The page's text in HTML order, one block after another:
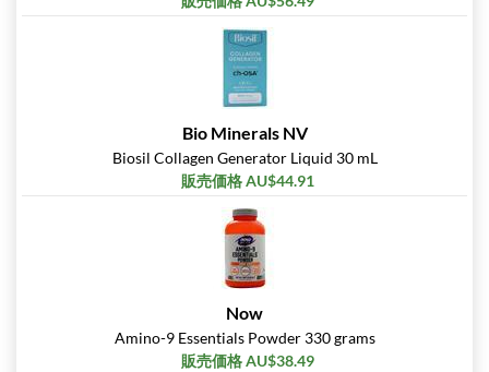
Bio Minerals NV
Biosil Collagen Generator Liquid 30 mL
販売価格 AU$44.91
Now
Amino-9 Essentials Powder 330 grams
販売価格 AU$38.49